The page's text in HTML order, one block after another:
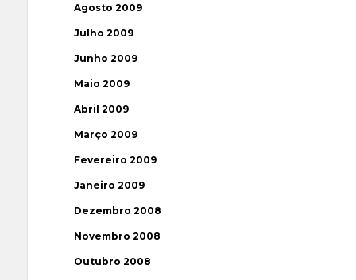
Agosto 2009
Julho 2009
Junho 2009
Maio 2009
Abril 2009
Março 2009
Fevereiro 2009
Janeiro 2009
Dezembro 2008
Novembro 2008
Outubro 2008